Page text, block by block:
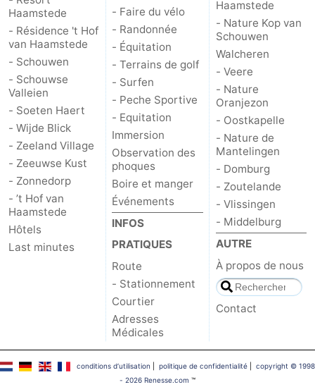
La
Haye
-
Rotterdam
-
Rockanje
Zeeland
Schouwen-
Duiveland
-
Brouwershaven
-
Bruinisse
Zierikzee
-
Kop
-
Haamstede
- Résidence 't Hof
van Haamstede
- Schouwen
- Schouwse
Valleien
- Soeten Haert
- Wijde Blick
- Zeeland Village
- Zeeuwse Kust
- Zonnedorp
- ’t Hof van
Haamstede
Hôtels
Last minutes
- Faire du vélo
- Randonnée
- Équitation
- Terrains de golf
- Surfen
- Peche Sportive
- Equitation
Immersion
Observation des
phoques
Boire et manger
Événements
INFOS
PRATIQUES
Route
- Stationnement
Courtier
Adresses
Médicales
Haamstede
- Nature Kop van
Schouwen
Walcheren
- Veere
- Nature
Oranjezon
- Oostkapelle
- Nature de
Mantelingen
- Domburg
- Zoutelande
- Vlissingen
- Middelburg
AUTRE
À propos de nous
Contact
conditions d‘utilisation politique de confidentialité| copyright © 1998
- 2026 Renesse.com ™